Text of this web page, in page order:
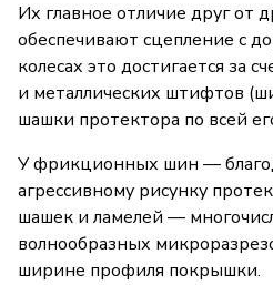
Их главное отличие друг от
обеспечивают сцепление с
колесах это достигается за
и металлических штифтов
шашки протектора по всей
У фрикционных шин —
агрессивному рисунку
шашек и ламелей —
волнообразных
ширине профиля покрышки.